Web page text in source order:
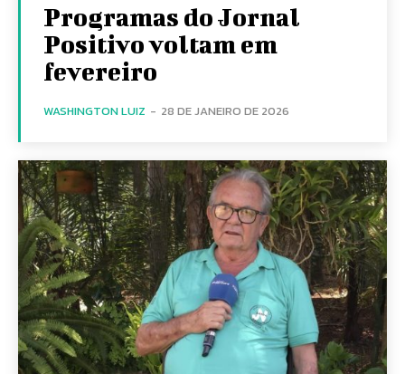
Programas do Jornal
Positivo voltam em
fevereiro
WASHINGTON LUIZ - 28 DE JANEIRO DE 2026